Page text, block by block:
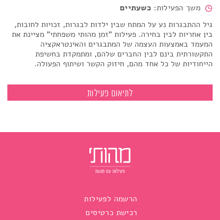
משך הפעילות: כשעתיים
גיל ההתבגרות נע על המתח שבין ילדות לבגרות, זכויות לחובות,
בין אחריות לבין בחירה. פעילות "זמן מהותי משפחתי" מציינת את
המעמד באמצעות העצמה של המתבגרים והאינטראקציה
התקשורתית בינם לבין החברים שלהם, ומתמקדת בחשיפת
הייחודיות של כל אחד מהם, חיזוק הקשר ושיתוף הפעולה.
לתיאום פעילות
הרשמה לפעילות
רכישת כרטיסים